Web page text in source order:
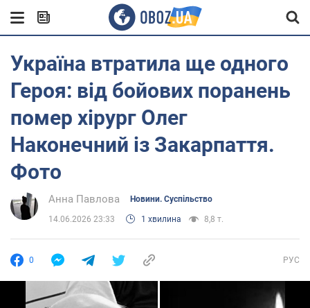
Україна втратила ще одного
Героя: від бойових поранень
помер хірург Олег
Наконечний із Закарпаття.
Фото
Анна Павлова Новини. Суспільство
14.06.2026 23:33 1 хвилина 8,8 т.
0 РУС